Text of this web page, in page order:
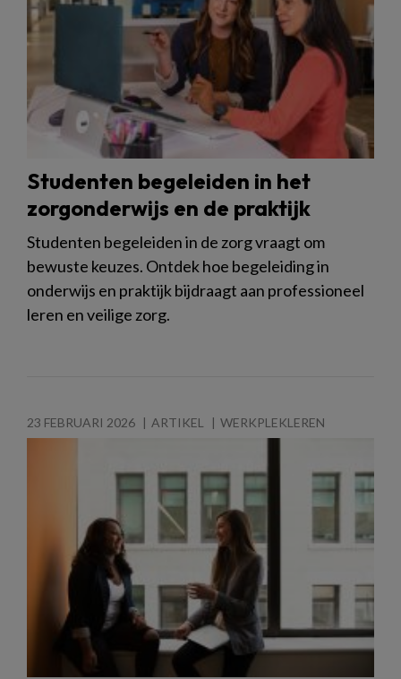
Studenten begeleiden in het
zorgonderwijs en de praktijk
Studenten begeleiden in de zorg vraagt om
bewuste keuzes. Ontdek hoe begeleiding in
onderwijs en praktijk bijdraagt aan professioneel
leren en veilige zorg.
23 FEBRUARI 2026 ARTIKEL WERKPLEKLEREN